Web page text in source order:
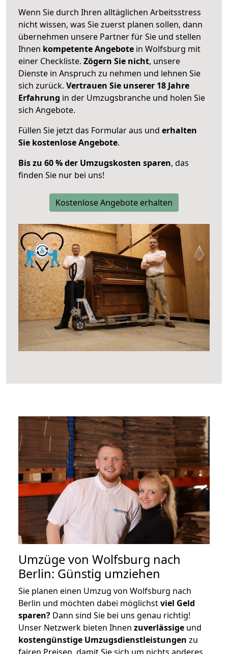
Wenn Sie durch Ihren alltäglichen Arbeitsstress
nicht wissen, was Sie zuerst planen sollen, dann
übernehmen unsere Partner für Sie und stellen
Ihnen kompetente Angebote in Wolfsburg mit
einer Checkliste. Zögern Sie nicht, unsere
Dienste in Anspruch zu nehmen und lehnen Sie
sich zurück. Vertrauen Sie unserer 18 Jahre
Erfahrung in der Umzugsbranche und holen Sie
sich Angebote.
Füllen Sie jetzt das Formular aus und erhalten
Sie kostenlose Angebote.
Bis zu 60 % der Umzugskosten sparen, das
finden Sie nur bei uns!
Kostenlose Angebote erhalten
Umzüge von Wolfsburg nach
Berlin: Günstig umziehen
Sie planen einen Umzug von Wolfsburg nach
Berlin und möchten dabei möglichstviel Geld
sparen? Dann sind Sie bei uns genau richtig!
Unser Netzwerk bieten Ihnen zuverlässige und
kostengünstige Umzugsdienstleistungen zu